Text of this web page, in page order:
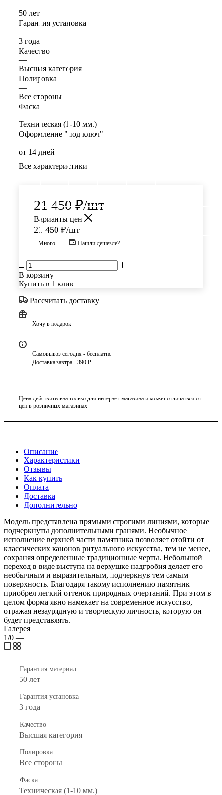
—
50 лет
Гарантия установка
—
3 года
Качество
—
Высшая категория
Полировка
—
Все стороны
Фаска
—
Техническая (1-10 мм.)
Оформление "под ключ"
—
от 14 дней
Все характеристики
21 450 ₽/шт
Варианты цен
21 450 ₽/шт
Много Нашли дешевле?
В корзину
Купить в 1 клик
Рассчитать доставку
Хочу в подарок
Самовывоз сегодня - бесплатно
Доставка завтра - 390 ₽
Цена действительна только для интернет-магазина и может отличаться от
цен в розничных магазинах
Описание
Характеристики
Отзывы
Как купить
Оплата
Доставка
Дополнительно
Модель представлена прямыми строгими линиями, которые
подчеркнуты дополнительными гранями. Необычное
исполнение верхней части памятника позволяет отойти от
классических канонов ритуального искусства, тем не менее,
сохраняя определенные традиционные черты. Небольшой
переход в виде выступа на верхушке надгробия делает его
необычным и выразительным, подчеркнув тем самым
поверхность. Благодаря такому исполнению памятник
приобрел легкий оттенок природных очертаний. При этом в
целом форма явно намекает на современное искусство,
отражая незаурядную и творческую личность, которую он
будет представлять.
Галерея
1/0 —
Гарантия материал
50 лет
Гарантия установка
3 года
Качество
Высшая категория
Полировка
Все стороны
Фаска
Техническая (1-10 мм.)